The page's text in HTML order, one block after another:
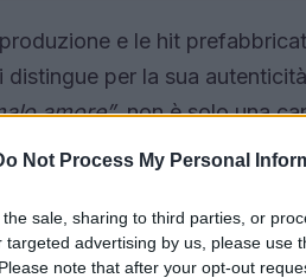
Not Process My Personal
sale, sharing to third parties, or
advertising by us, please use
note that after your opt-out
e le hit
distingue per la sua
amore”, non è solo una
viviamo e percepiamo
Brocca e Alex Anagni Zio,
d’intenti contro